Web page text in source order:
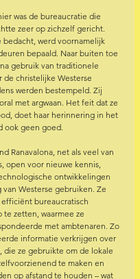
was de bureaucratie die
zeer op zichzelf gericht.
bedacht, werd voornamelijk
bepaald. Naar buiten toe
gebruik van traditionele
de christelijke Westerse
werden bestempeld. Zij
met argwaan. Het feit dat ze
doet haar herinnering in het
ook geen goed.
Ranavalona, net als veel van
open voor nieuwe kennis,
ontwikkelingen
van Westerse gebruiken. Ze
bureaucratisch
te zetten, waarmee ze
met ambtenaren. Zo
informatie verkrijgen over
die ze gebruikte om de lokale
te maken en
op afstand te houden – wat